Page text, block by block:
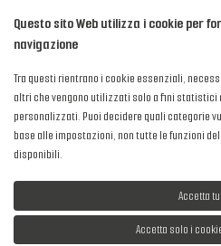
2016-2026 © AIPFM - Festa della
Privacy Policy
|
Questo sito Web utilizza i cookie per
navigazione
Tra questi rientrano i cookie essenziali,
altri che vengono utilizzati solo a fini statistici
personalizzati. Puoi decidere quali categorie
base alle impostazioni, non tutte le funzioni
disponibili.
Accetta
Accetta solo i